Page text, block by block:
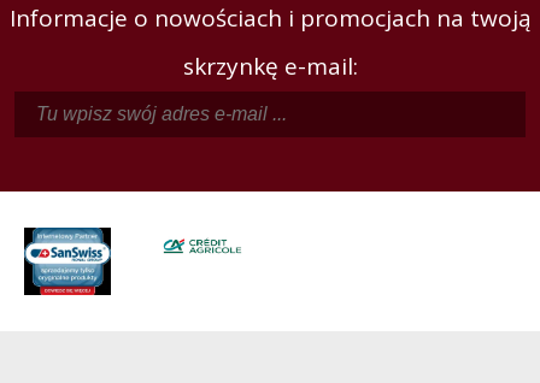
Informacje o nowościach i promocjach na twoją
skrzynkę e-mail: